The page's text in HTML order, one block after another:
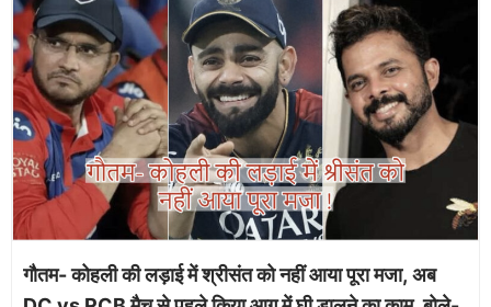
गौतम- कोहली की लड़ाई में श्रीसंत को नहीं आया पूरा मजा, अब